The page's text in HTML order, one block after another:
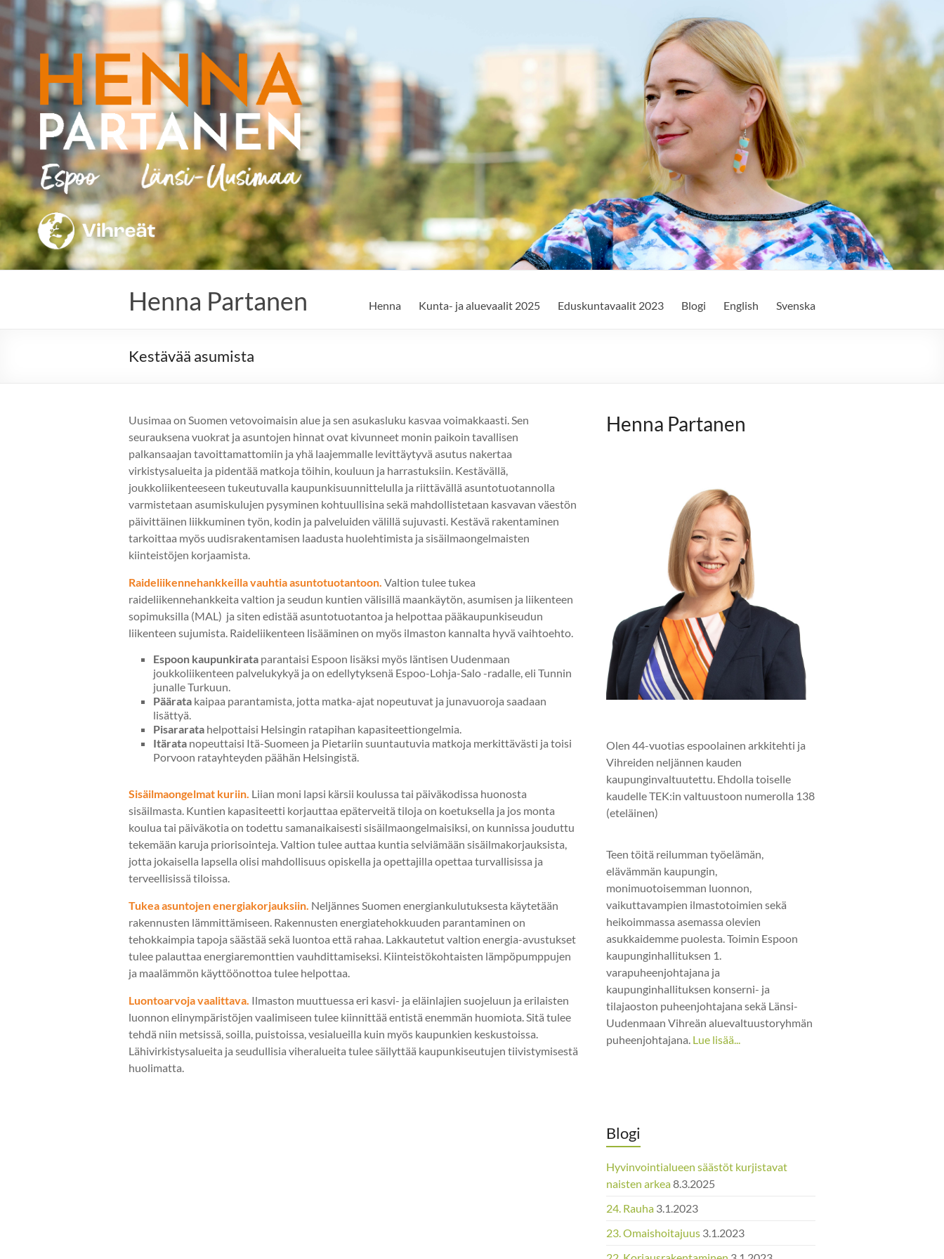
Skip
to
content
Henna Partanen Henna Kunta- ja aluevaalit 2025 Eduskuntavaalit 2023 Blogi English Svenska
Kestävää asumista
Uusimaa on Suomen vetovoimaisin alue ja sen asukasluku kasvaa voimakkaasti. Sen
seurauksena vuokrat ja asuntojen hinnat ovat kivunneet monin paikoin tavallisen
palkansaajan tavoittamattomiin ja yhä laajemmalle levittäytyvä asutus nakertaa
virkistysalueita ja pidentää matkoja töihin, kouluun ja harrastuksiin. Kestävällä,
joukkoliikenteeseen tukeutuvalla kaupunkisuunnittelulla ja riittävällä asuntotuotannolla
varmistetaan asumiskulujen pysyminen kohtuullisina sekä mahdollistetaan kasvavan väestön
päivittäinen liikkuminen työn, kodin ja palveluiden välillä sujuvasti. Kestävä rakentaminen
tarkoittaa myös uudisrakentamisen laadusta huolehtimista ja sisäilmaongelmaisten
kiinteistöjen korjaamista.
Raideliikennehankkeilla vauhtia asuntotuotantoon. Valtion tulee tukea
raideliikennehankkeita valtion ja seudun kuntien välisillä maankäytön, asumisen ja liikenteen
sopimuksilla (MAL) ja siten edistää asuntotuotantoa ja helpottaa pääkaupunkiseudun
liikenteen sujumista. Raideliikenteen lisääminen on myös ilmaston kannalta hyvä vaihtoehto.
Espoon kaupunkirata parantaisi Espoon lisäksi myös läntisen Uudenmaan
joukkoliikenteen palvelukykyä ja on edellytyksenä Espoo-Lohja-Salo -radalle, eli Tunnin
junalle Turkuun.
Päärata kaipaa parantamista, jotta matka-ajat nopeutuvat ja junavuoroja saadaan
lisättyä.
Pisararata helpottaisi Helsingin ratapihan kapasiteettiongelmia.
Itärata nopeuttaisi Itä-Suomeen ja Pietariin suuntautuvia matkoja merkittävästi ja toisi
Porvoon ratayhteyden päähän Helsingistä.
Sisäilmaongelmat kuriin. Liian moni lapsi kärsii koulussa tai päiväkodissa huonosta
sisäilmasta. Kuntien kapasiteetti korjauttaa epäterveitä tiloja on koetuksella ja jos monta
koulua tai päiväkotia on todettu samanaikaisesti sisäilmaongelmaisiksi, on kunnissa jouduttu
tekemään karuja priorisointeja. Valtion tulee auttaa kuntia selviämään sisäilmakorjauksista,
jotta jokaisella lapsella olisi mahdollisuus opiskella ja opettajilla opettaa turvallisissa ja
terveellisissä tiloissa.
Tukea asuntojen energiakorjauksiin. Neljännes Suomen energiankulutuksesta käytetään
rakennusten lämmittämiseen. Rakennusten energiatehokkuuden parantaminen on
tehokkaimpia tapoja säästää sekä luontoa että rahaa. Lakkautetut valtion energia-avustukset
tulee palauttaa energiaremonttien vauhdittamiseksi. Kiinteistökohtaisten lämpöpumppujen
ja maalämmön käyttöönottoa tulee helpottaa.
Luontoarvoja vaalittava. Ilmaston muuttuessa eri kasvi- ja eläinlajien suojeluun ja erilaisten
luonnon elinympäristöjen vaalimiseen tulee kiinnittää entistä enemmän huomiota. Sitä tulee
tehdä niin metsissä, soilla, puistoissa, vesialueilla kuin myös kaupunkien keskustoissa.
Lähivirkistysalueita ja seudullisia viheralueita tulee säilyttää kaupunkiseutujen tiivistymisestä
huolimatta.
Henna Partanen
Olen 44-vuotias espoolainen arkkitehti ja
Vihreiden neljännen kauden
kaupunginvaltuutettu. Ehdolla toiselle
kaudelle TEK:in valtuustoon numerolla 138
(eteläinen)
Teen töitä reilumman työelämän,
elävämmän kaupungin,
monimuotoisemman luonnon,
vaikuttavampien ilmastotoimien sekä
heikoimmassa asemassa olevien
asukkaidemme puolesta. Toimin Espoon
kaupunginhallituksen 1.
varapuheenjohtajana ja
kaupunginhallituksen konserni- ja
tilajaoston puheenjohtajana sekä Länsi-
Uudenmaan Vihreän aluevaltuustoryhmän
puheenjohtajana. Lue lisää...
Blogi
Hyvinvointialueen säästöt kurjistavat
naisten arkea8.3.2025
24. Rauha 3.1.2023
23. Omaishoitajuus 3.1.2023